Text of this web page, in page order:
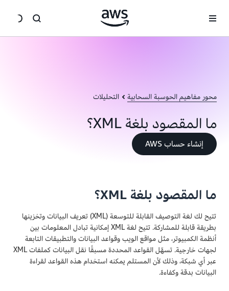
محور مفاهيم الحوسبة السحابية التحليلات
ما المقصود بلغة XML؟
إنشاء حساب AWS
ما المقصود بلغة XML؟
تتيح لك لغة التوصيف القابلة للتوسعة (XML) تعريف البيانات وتخزينها
بطريقة قابلة للمشاركة. تتيح لغة XML إمكانية تبادل المعلومات بين
أنظمة الكمبيوتر، مثل مواقع الويب وقواعد البيانات والتطبيقات التابعة
لجهات خارجية. تسهّل القواعد المحددة مسبقًا نقل البيانات كملفات XML
عبر أي شبكة، وذلك لأن المستلم يمكنه استخدام هذه القواعد لقراءة
البيانات بدقة وكفاءة.